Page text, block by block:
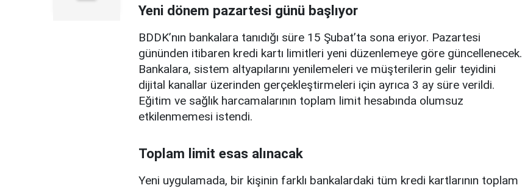
Yeni dönem pazartesi günü başlıyor
BDDK’nın bankalara tanıdığı süre 15 Şubat’ta sona eriyor. Pazartesi
gününden itibaren kredi kartı limitleri yeni düzenlemeye göre güncellenecek.
Bankalara, sistem altyapılarını yenilemeleri ve müşterilerin gelir teyidini
dijital kanallar üzerinden gerçekleştirmeleri için ayrıca 3 ay süre verildi.
Eğitim ve sağlık harcamalarının toplam limit hesabında olumsuz
etkilenmemesi istendi.
Toplam limit esas alınacak
Yeni uygulamada, bir kişinin farklı bankalardaki tüm kredi kartlarının toplam